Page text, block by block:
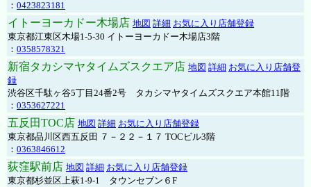
： 0423823181
イトーヨーカドー木場店 地図 詳細 お気に入り店舗登録
東京都江東区木場1-5-30 イトーヨーカドー木場店3階
： 0358578321
新宿タカシマヤタイムズスクエア店 地図 詳細 お気に入り店舗登
録
渋谷区千駄ヶ谷5丁目24番2号 タカシマヤタイムズスクエア本館11階
： 0353627221
五反田TOC店 地図 詳細 お気に入り店舗登録
東京都品川区西五反田 ７－２２－１７ TOCビル3階
： 0363846612
荻窪駅前店 地図 詳細 お気に入り店舗登録
東京都杉並区上萩1-9-1 タウンセブン６F